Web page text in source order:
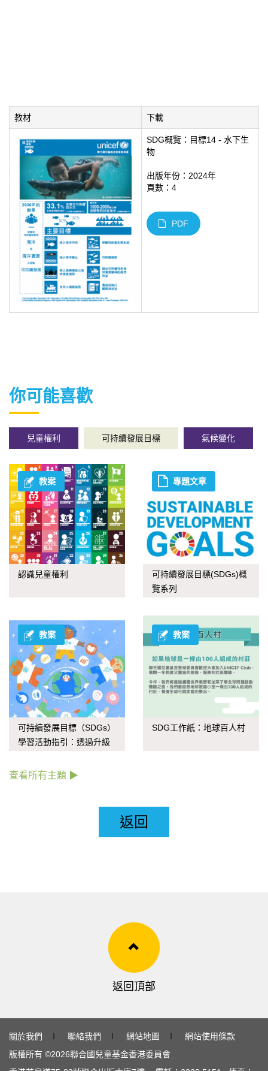
教材 下載
SDG概覽：目標14 - 水下生
物
出版年份：2024年
頁數：4
PDF
你可能喜歡
兒童權利 可持續發展目標 氣候變化
教案
認識兒童權利
專題文章
可持續發展目標(SDGs)概
覽系列
教案
可持續發展目標（SDGs）
學習活動指引：透過升級
教案
SDG工作紙：地球百人村
查看所有主題 ▶
返回
返回頂部
關於我們 ∣ 聯絡我們 ∣ 網站地圖 ∣
網站使用條款
版權所有 ©2026聯合國兒童基金香港委員會